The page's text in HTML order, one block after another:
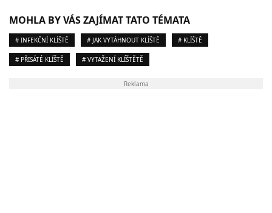
MOHLA BY VÁS ZAJÍMAT TATO TÉMATA
# INFEKČNÍ KLÍŠTĚ # JAK VYTÁHNOUT KLÍŠTĚ # KLÍŠTĚ
# PŘISÁTÉ KLÍŠTĚ # VYTAŽENÍ KLÍŠTĚTĚ
Reklama